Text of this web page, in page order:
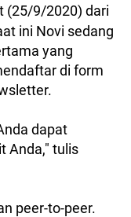
(25/9/2020) dari
ini Novi sedang
yang
di form
dapat
Anda," tulis
peer-to-peer.